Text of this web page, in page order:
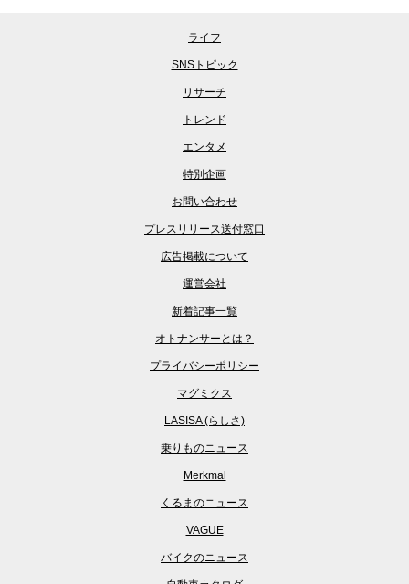
ライフ
SNSトピック
リサーチ
トレンド
エンタメ
特別企画
お問い合わせ
プレスリリース送付窓口
広告掲載について
運営会社
新着記事一覧
オトナンサーとは？
プライバシーポリシー
マグミクス
LASISA (らしさ)
乗りものニュース
Merkmal
くるまのニュース
VAGUE
バイクのニュース